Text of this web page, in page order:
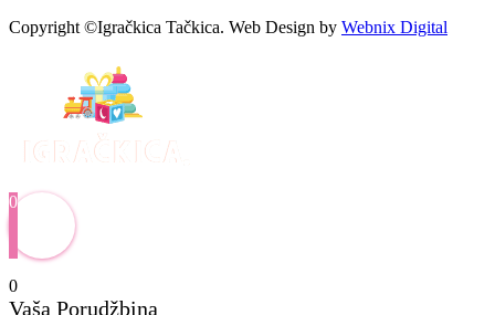
Copyright ©Igračkica Tačkica. Web Design by Webnix Digital
0
0
Vaša Porudžbina